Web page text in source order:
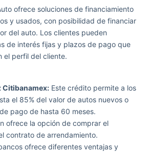
ofrece soluciones de financiamiento
y usados, con posibilidad de financiar
del auto. Los clientes pueden
de interés fijas y plazos de pago que
el perfil del cliente.
Este crédito permite a los
el 85% del valor de autos nuevos o
pago de hasta 60 meses.
ofrece la opción de comprar el
contrato de arrendamiento.
ofrece diferentes ventajas y